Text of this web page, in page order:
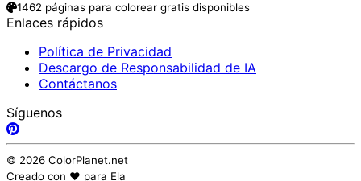
1462 páginas para colorear gratis disponibles
Enlaces rápidos
Política de Privacidad
Descargo de Responsabilidad de IA
Contáctanos
Síguenos
© 2026 ColorPlanet.net
Creado con ❤️ para Ela